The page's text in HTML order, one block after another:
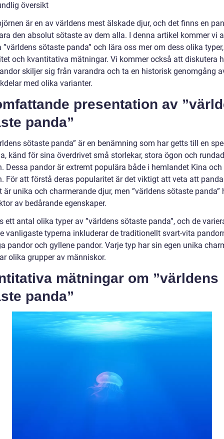
översikt
är en av världens mest älskade djur, och det finns en
den absolut sötaste av dem alla. I denna artikel kommer vi
sötaste panda” och lära oss mer om dess olika typer,
och kvantitativa mätningar. Vi kommer också att diskutera
skiljer sig från varandra och ta en historisk genomgång
med olika varianter.
presentation av
panda”
sötaste panda” är en benämning som har getts till en
känd för sina överdrivet små storlekar, stora ögon och
Dessa pandor är extremt populära både i hemlandet Kina
För att förstå deras popularitet är det viktigt att veta att
är unika och charmerande djur, men ”världens sötaste panda”
av bedårande egenskaper.
ett antal olika typer av ”världens sötaste panda”, och de
vanligaste typerna inkluderar de traditionellt svart-vita
pandor och gyllene pandor. Varje typ har sin egen unika
olika grupper av människor.
mätningar om ”världens
panda”